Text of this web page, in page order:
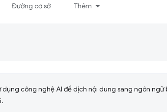
Đường cơ sở Thêm
dụng công nghệ AI để dịch nội dung sang ngôn ngữ